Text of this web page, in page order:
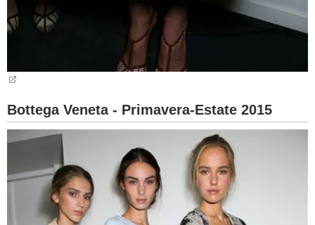
Bottega Veneta - Primavera-Estate 2015